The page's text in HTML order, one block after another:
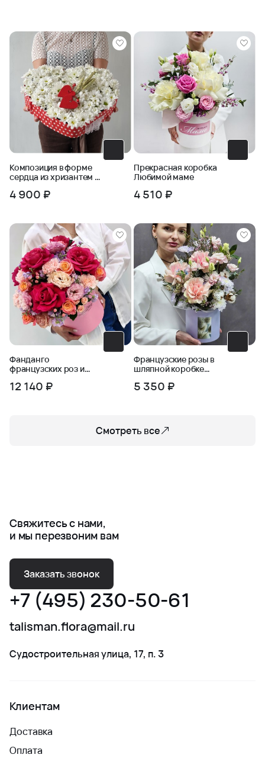
Композиция в форме
сердца из хризантем и
4 900 ₽
Прекрасная коробка
Любимой маме
4 510 ₽
Фанданго
французских роз и
12 140 ₽
Французские розы в
шляпной коробке
5 350 ₽
Смотреть все
Свяжитесь с нами,
и мы перезвоним вам
Заказать звонок
+7 (495) 230-50-61
talisman.flora@mail.ru
Судостроительная улица, 17, п. 3
Клиентам
Доставка
Оплата